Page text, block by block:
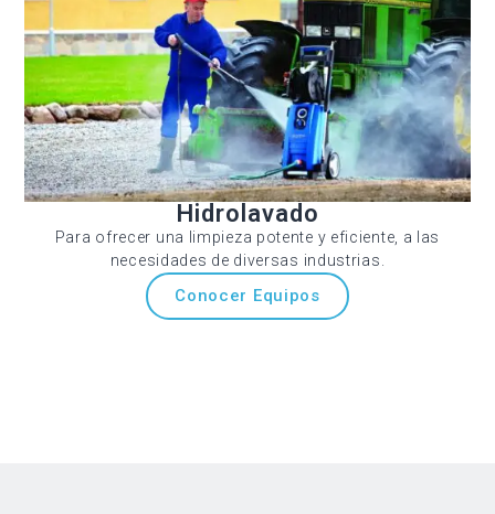
Hidrolavado
Para ofrecer una limpieza potente y eficiente, a las
necesidades de diversas industrias.
Conocer Equipos